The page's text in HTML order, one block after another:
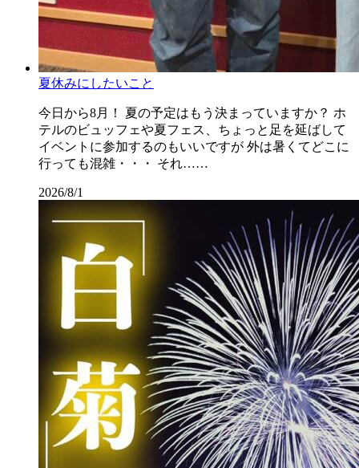
夏休みにしたいこと
今日から8月！ 夏の予定はもう決まっていますか？ ホ
テルのビュッフェや夏フェス、ちょっと足を延ばして
イベントに参加するのもいいですが 外は暑くてどこに
行っても混雑・・・ それ……
2026/8/1